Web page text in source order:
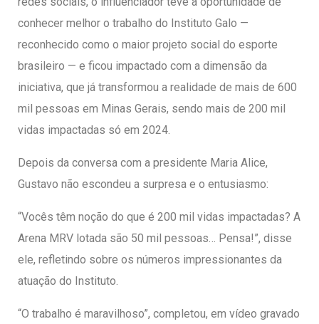
conhecer melhor o trabalho do Instituto Galo —
reconhecido como o maior projeto social do esporte
brasileiro — e ficou impactado com a dimensão da
iniciativa, que já transformou a realidade de mais de 600
mil pessoas em Minas Gerais, sendo mais de 200 mil
vidas impactadas só em 2024.
Depois da conversa com a presidente Maria Alice,
Gustavo não escondeu a surpresa e o entusiasmo:
“Vocês têm noção do que é 200 mil vidas impactadas? A
Arena MRV lotada são 50 mil pessoas… Pensa!”, disse
ele, refletindo sobre os números impressionantes da
atuação do Instituto.
“O trabalho é maravilhoso”, completou, em vídeo gravado